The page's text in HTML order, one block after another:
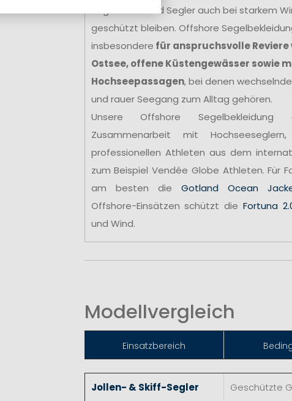
Seglerinnen und Segler auch bei starkem
geschützt bleiben. Offshore
insbesondere für anspruchsvolle Reviere
Ostsee, offene Küstengewässer sowie
Hochseepassagen, bei denen
und rauer Seegang zum Alltag gehören.
Unsere Offshore
Zusammenarbeit mit
professionellen Athleten aus dem
zum Beispiel Vendée Globe Athleten. Für
am besten die Gotland Ocean
Offshore-Einsätzen schützt dieFortuna
und Wind.
Modellvergleich
Einsatzbereich
Jollen- & Skiff-Segler
Geschützte